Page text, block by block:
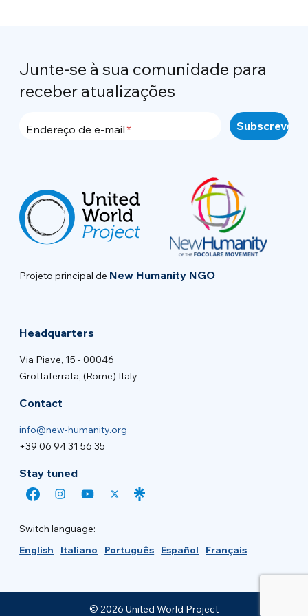
Junte-se à sua comunidade para
receber atualizações
Endereço de e-mail
Projeto principal de New Humanity NGO
Headquarters
Via Piave, 15 - 00046
Grottaferrata, (Rome) Italy
Contact
info@new-humanity.org
+39 06 94 31 56 35
Stay tuned
Switch language:
English
Italiano Português Español Français
© 2026 United World Project